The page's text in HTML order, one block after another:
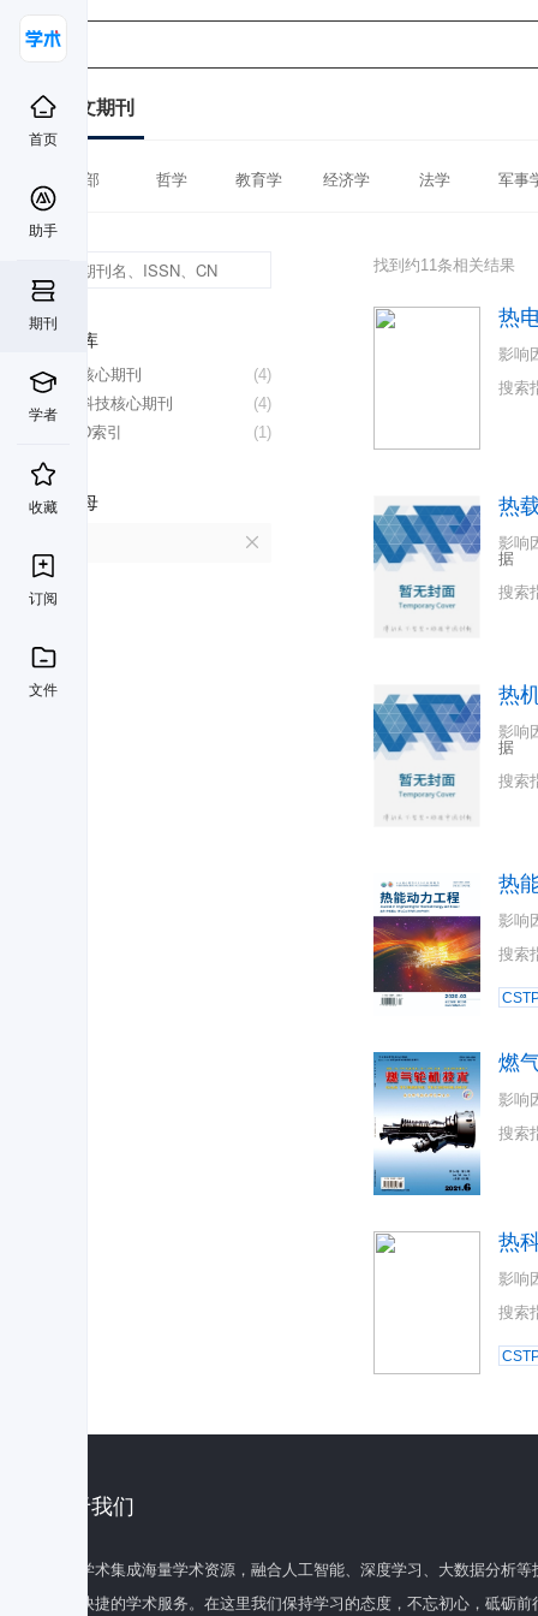
首页
助手
期刊
学者
收藏
订阅
文件
中文期刊
全部 哲学 教育学 经济学 法学 军事
数据库
(4)
北大核心期刊
(4)
中国科技核心期刊
(1)
CSCD索引
首字母
找到约11条相关结果
热
影响
搜索
热
影响
据
搜索
热
影响
据
搜索
热
影响
搜索
燃
影响
搜索
热
影响
搜索
关于我们
百度学术集成海量学术资源，融合人工智能、深度学习、大数据分析
全面快捷的学术服务。在这里我们保持学习的态度，不忘初心，砥砺前